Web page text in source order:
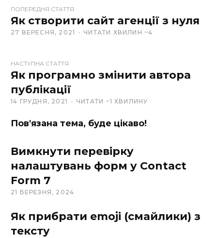
e
b
s
t
e
ПОПЕРЕДНЯ СТАТТЯ
Як створити сайт агенції з нуля
27 ВЕРЕСНЯ, 2021 ЧИТАТИ ХВИЛИН ~4
НАСТУПНА СТАТТЯ
Як програмно змінити автора
публікації
14 ГРУДНЯ, 2021 ЧИТАТИ ~1 ХВИЛИНУ
Пов'язана тема, буде цікаво!
Вимкнути перевірку
налаштувань форм у Contact
Form 7
21 БЕРЕЗНЯ, 2024
Як прибрати emoji (смайлики) з
тексту